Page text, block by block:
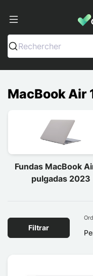
Rechercher
MacBook Air
Fundas MacBook
pulgadas 2023
Filtrar